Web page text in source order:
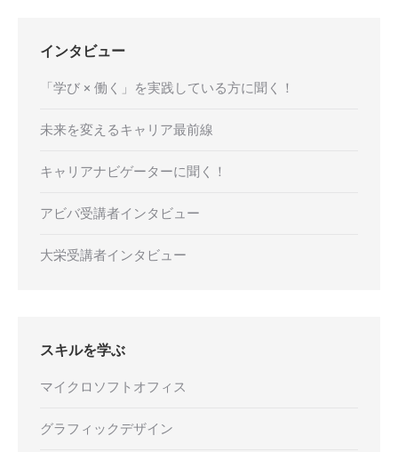
インタビュー
「学び × 働く」を実践している方に聞く！
未来を変えるキャリア最前線
キャリアナビゲーターに聞く！
アビバ受講者インタビュー
大栄受講者インタビュー
スキルを学ぶ
マイクロソフトオフィス
グラフィックデザイン